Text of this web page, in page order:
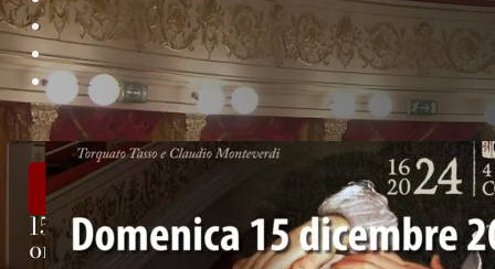
Concertistica
15 Dicembre 2024
ore 18:00